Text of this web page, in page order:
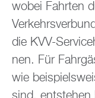
wobei Fahr­ten
die KVV-
nen. Für
wie